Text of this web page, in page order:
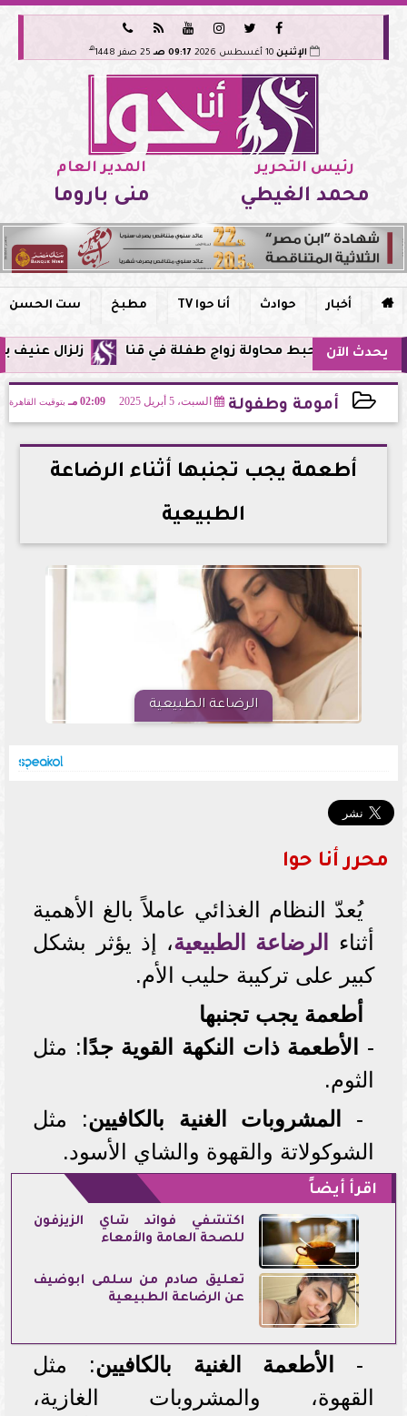






الإثنين 10 أغسطس 2026 09:17 صـ 25 صفر 1448 هـ
رئيس التحرير
محمد الغيطي
المدير العام
منى باروما
 أخبار حوادث أنا حوا TV مطبخ ست الحسن
يحدث الآن زلزال عنيف بقوة 7 درجات يضرب سواحل الفلبين وحزام النار يهتز من جديد يحبط محاولة زواج طفلة في قنا
أمومة وطفولة السبت، 5 أبريل 2025 02:09 مـ بتوقيت القاهرة
2025-04-05 14:09:33
أطعمة يجب تجنبها أثناء الرضاعة
الطبيعية
الرضاعة الطبيعية
محرر أنا حوا
يُعدّ النظام الغذائي عاملاً بالغ الأهمية
أثناء
الرضاعة الطبيعية، إذ يؤثر بشكل
كبير على تركيبة حليب الأم.
أطعمة يجب تجنبها
-
الأطعمة ذات النكهة القوية جدًا : مثل
الثوم.
-
المشروبات الغنية بالكافيين: مثل
الشوكولاتة والقهوة والشاي الأسود.
اقرأ أيضاً
اكتشفي فوائد شاي الزيزفون
للصحة العامة والأمعاء
تعليق صادم من سلمى أبوضيف
عن الرضاعة الطبيعية
- الأطعمة الغنية بالكافيين: مثل
القهوة، والمشروبات الغازية،